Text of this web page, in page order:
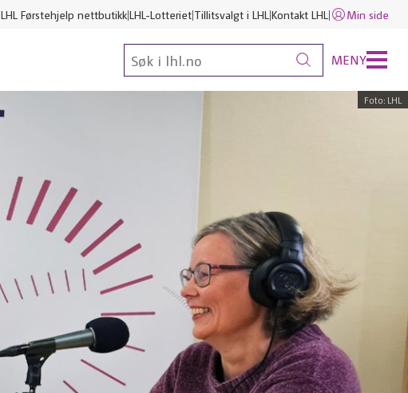
LHL Førstehjelp nettbutikkLHL-Lotteriet Tillitsvalgt i LHL Kontakt LHL Min side
MENY
Foto: LHL